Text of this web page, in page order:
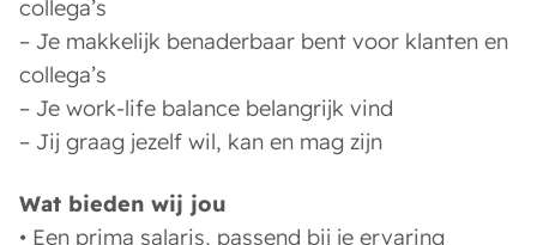
collega’s
– Je makkelijk benaderbaar bent voor klanten en
collega’s
– Je work-life balance belangrijk vind
– Jij graag jezelf wil, kan en mag zijn
Wat bieden wij jou
• Een prima salaris, passend bij je ervaring